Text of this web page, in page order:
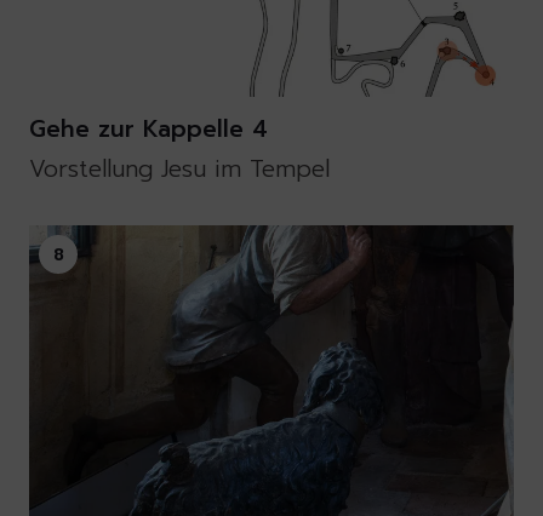
Gehe zur Kappelle 4
Vorstellung Jesu im Tempel
8